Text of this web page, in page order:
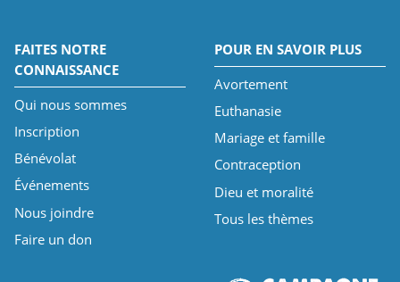
FAITES NOTRE
CONNAISSANCE
Qui nous sommes
Inscription
Bénévolat
Événements
Nous joindre
Faire un don
POUR EN SAVOIR PLUS
Avortement
Euthanasie
Mariage et famille
Contraception
Dieu et moralité
Tous les thèmes